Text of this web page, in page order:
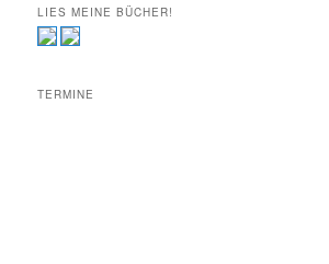
LIES MEINE BÜCHER!
TERMINE